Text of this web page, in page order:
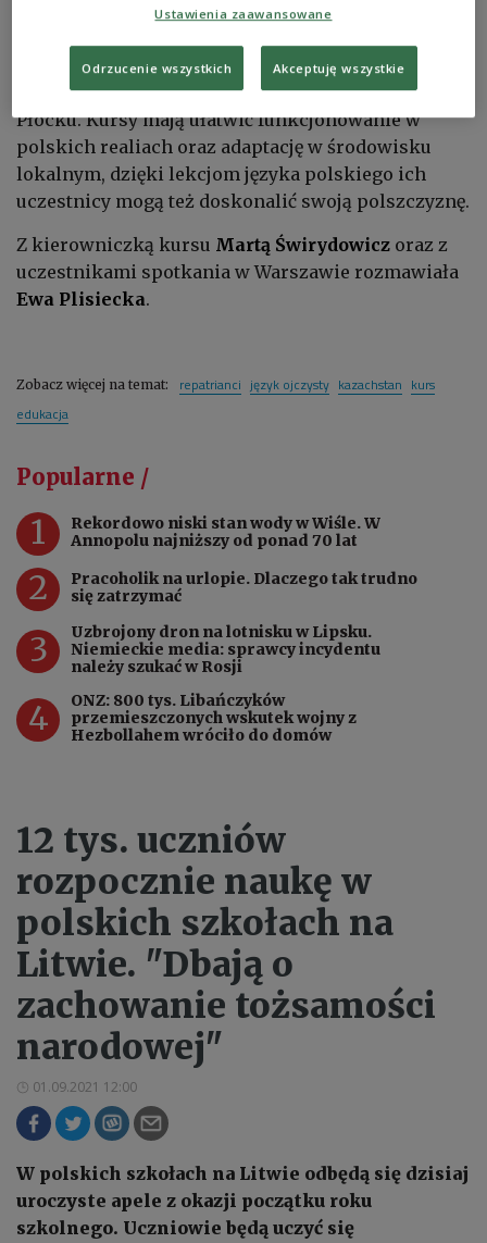
W tym roku w lipcu i sierpniu odbyło się 5 obozów
– dwa w Warszawie, dwa we Wrocławiu i jeden w
Płocku. Kursy mają ułatwić funkcjonowanie w
polskich realiach oraz adaptację w środowisku
lokalnym, dzięki lekcjom języka polskiego ich
uczestnicy mogą też doskonalić swoją polszczyznę.
Z kierowniczką kursu Martą Świrydowicz oraz z
uczestnikami spotkania w Warszawie rozmawiała
Ewa Plisiecka.
Zobacz więcej na temat: repatrianci język ojczysty kazachstan kurs
edukacja
Popularne /
1
Rekordowo niski stan wody w Wiśle. W
Annopolu najniższy od ponad 70 lat
2
Pracoholik na urlopie. Dlaczego tak trudno
się zatrzymać
3
Uzbrojony dron na lotnisku w Lipsku.
Niemieckie media: sprawcy incydentu
należy szukać w Rosji
4
ONZ: 800 tys. Libańczyków
przemieszczonych wskutek wojny z
Hezbollahem wróciło do domów
12 tys. uczniów
rozpocznie naukę w
polskich szkołach na
Litwie. "Dbają o
zachowanie tożsamości
narodowej"
01.09.2021 12:00
W polskich szkołach na Litwie odbędą się dzisiaj
uroczyste apele z okazji początku roku
szkolnego. Uczniowie będą uczyć się
Ustawienia zaawansowane
Odrzucenie wszystkich Akceptuję wszystkie